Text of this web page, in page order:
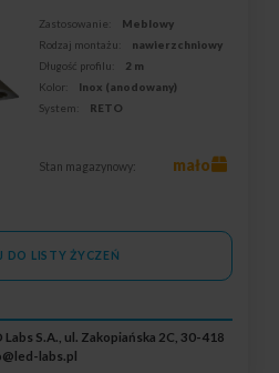
Zastosowanie:
Meblowy
Rodzaj montażu:
nawierzchniowy
Długość profilu:
2 m
Kolor:
Inox (anodowany)
System:
RETO
Stan magazynowy: mało
DO LISTY ŻYCZEŃ
S.A., ul. Zakopiańska 2C, 30-418
labs.pl